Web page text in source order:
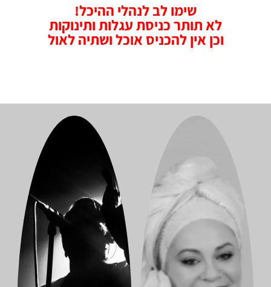
שימו לב לנהלי ההיכל!
לא תותר כניסת עגלות ותינוקות
וכן אין להכניס אוכל ושתיה לאול